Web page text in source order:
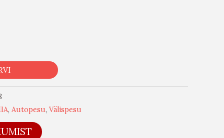
, Autopesu, Välispesu